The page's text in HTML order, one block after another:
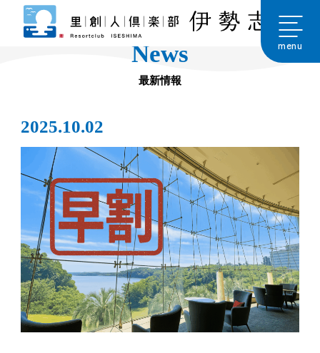
content
menu
News
最新情報
2025.10.02